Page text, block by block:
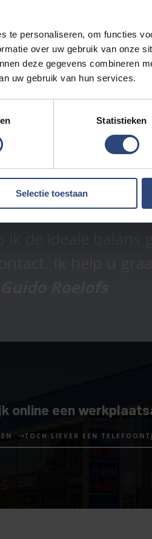
te personaliseren, om functies
over uw gebruik van onze
deze gegevens combineren
uw gebruik van hun services.
Statistieken
Selectie toestaan
online een
TOCH LIEVER EEN